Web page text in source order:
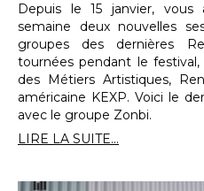
Depuis le 15 janvier,
semaine deux nouvelles
groupes des dernières
tournées pendant le festival,
des Métiers Artistiques,
américaine KEXP. Voici le
avec le groupe Zonbi.
LIRE LA SUITE...